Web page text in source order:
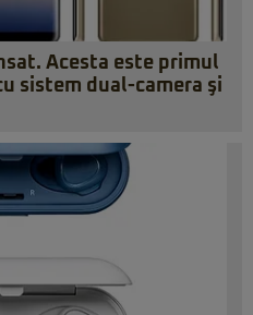
Acesta este primul
sistem dual-camera şi